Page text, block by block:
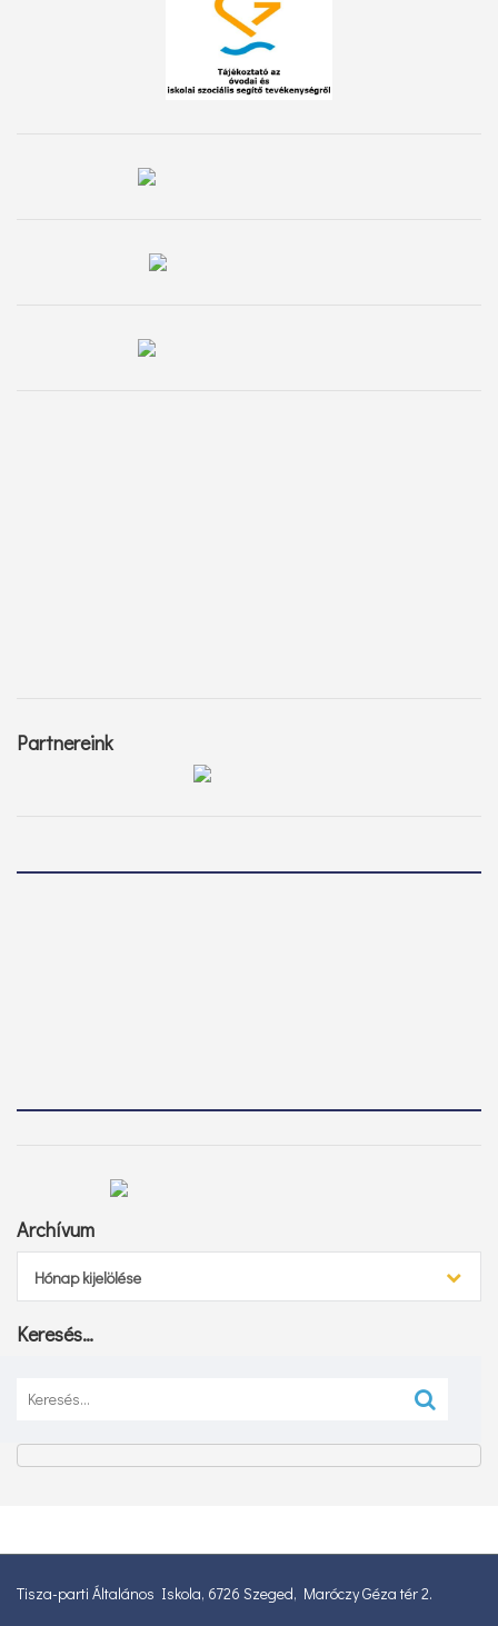
Partnereink
Archívum
Hónap kijelölése
Keresés…
Keresés:
Tisza-parti Általános Iskola, 6726 Szeged, Maróczy Géza tér 2.